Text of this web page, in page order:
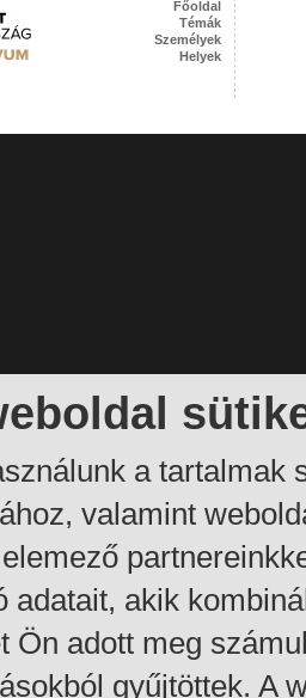
a tartalmak
valamint
adatait, akik
Ön adott meg
gyűjtöttek. A
Főoldal
Témák
Személyek
Helyek